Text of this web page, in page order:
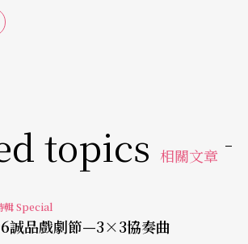
目以三首奏鳴曲和三首組曲組
功力、詮釋角度，甚至有任何瑕疵
聽得一清二楚。無怪乎這套曲子常
的試金石」，古今中外，即使是
都不會輕易允諾灌錄，更不用說
topics 相關文章
輯 Special
誠品戲劇節—3×3協奏曲